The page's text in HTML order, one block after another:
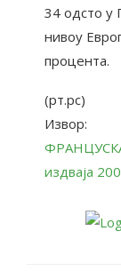
34 одсто у
нивоу
процента.
(рт.рс)
Извор:
издваја